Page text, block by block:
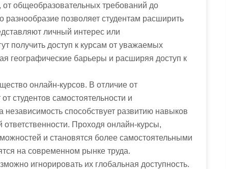
общеобразовательных требований до
позволяет студентам расширить
личный интерес или
получить доступ к курсам от уважаемых
географические барьеры и расширяя доступ к
онлайн-курсов. В отличие от
студентов самостоятельности и
независимость способствует развитию навыков
Проходя онлайн-курсы,
и становятся более самостоятельными
на современном рынке труда.
игнорировать их глобальная доступность.